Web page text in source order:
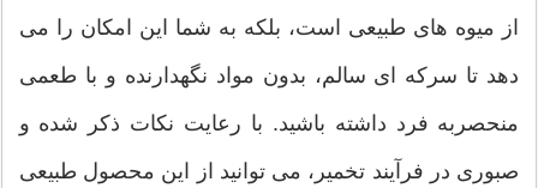
از میوه های طبیعی است، بلکه به شما این امکان را می
دهد تا سرکه ای سالم، بدون مواد نگهدارنده و با طعمی
منحصربه فرد داشته باشید. با رعایت نکات ذکر شده و
صبوری در فرآیند تخمیر، می توانید از این محصول طبیعی